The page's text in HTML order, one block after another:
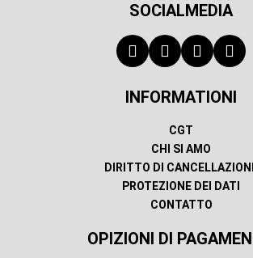
SOCIALMEDIA
INFORMATIONI
CGT
CHI SI AMO
DIRITTO DI
PROTEZIONE DEI DATI
CONTATTO
OPIZIONI DI